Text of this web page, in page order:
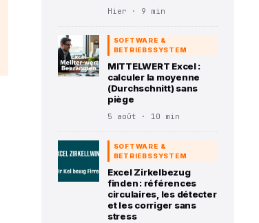
Hier · 9 min
SOFTWARE &
BETRIEBSSYSTEM
MITTELWERT Excel :
calculer la moyenne
(Durchschnitt) sans
piège
5 août · 10 min
SOFTWARE &
BETRIEBSSYSTEM
Excel Zirkelbezug
finden : références
circulaires, les détecter
et les corriger sans
stress